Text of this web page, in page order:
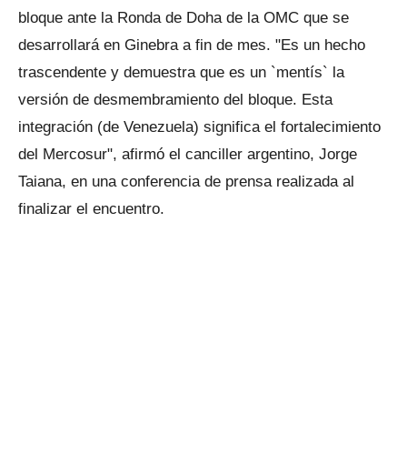
bloque ante la Ronda de Doha de la OMC que se
desarrollará en Ginebra a fin de mes. "Es un hecho
trascendente y demuestra que es un `mentís` la
versión de desmembramiento del bloque. Esta
integración (de Venezuela) significa el fortalecimiento
del Mercosur", afirmó el canciller argentino, Jorge
Taiana, en una conferencia de prensa realizada al
finalizar el encuentro.